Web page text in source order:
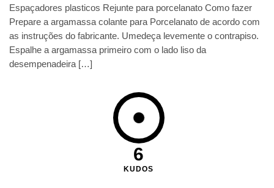
Espaçadores plasticos Rejunte para porcelanato Como fazer
Prepare a argamassa colante para Porcelanato de acordo com
as instruções do fabricante. Umedeça levemente o contrapiso.
Espalhe a argamassa primeiro com o lado liso da
desempenadeira […]
6
KUDOS